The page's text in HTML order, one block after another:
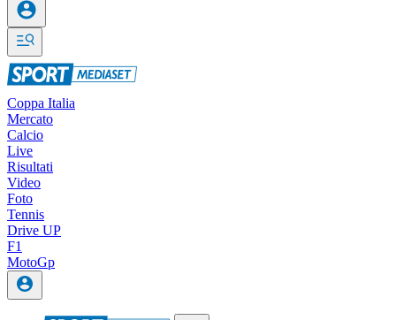
Coppa Italia
Mercato
Calcio
Live
Risultati
Video
Foto
Tennis
Drive UP
F1
MotoGp